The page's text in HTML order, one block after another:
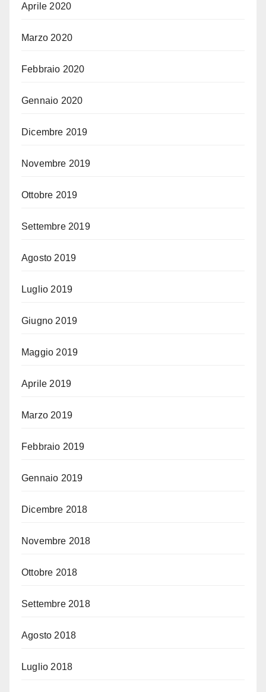
Aprile 2020
Marzo 2020
Febbraio 2020
Gennaio 2020
Dicembre 2019
Novembre 2019
Ottobre 2019
Settembre 2019
Agosto 2019
Luglio 2019
Giugno 2019
Maggio 2019
Aprile 2019
Marzo 2019
Febbraio 2019
Gennaio 2019
Dicembre 2018
Novembre 2018
Ottobre 2018
Settembre 2018
Agosto 2018
Luglio 2018